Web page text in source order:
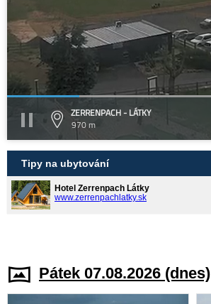
ZERRENPACH - LÁTKY
970 m
Tipy na ubytování
Hotel Zerrenpach Látky
www.zerrenpachlatky.sk
Pátek 07.08.2026 (dnes)